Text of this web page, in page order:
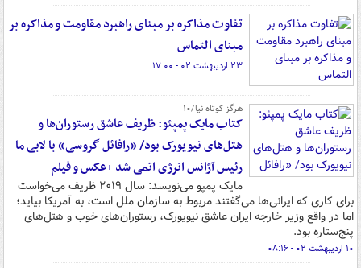
تفاوت مذاکره بر مبنای راهبرد مقاومت و مذاکره بر
مبنای التماس
۲۳ اردیبهشت ۰۲ - ۱۷:۰۰
هرگز کوتاه نیا/۱۰
کتاب مایک پمپئو: ظریف عاشق رستوران‌ها و
هتل‌های نیویورک بود/ «رافائل گروسی» با لابی ما
رئیس آژانس انرژی اتمی شد +عکس و فیلم
مایک پمپو می‌نویسد: سال ۲۰۱۹ ظریف می‌خواست
برای کاری که ایرانی‌ها می‌گفتند مربوط به سازمان ملل است، به آمریکا بیاید؛
اما در واقع وزیر خارجه ایران عاشق نیویورک، رستوران‌های خوب و هتل‌های
پنج‌ستاره بود.
۱۰ اردیبهشت ۰۲ - ۰۸:۱۶